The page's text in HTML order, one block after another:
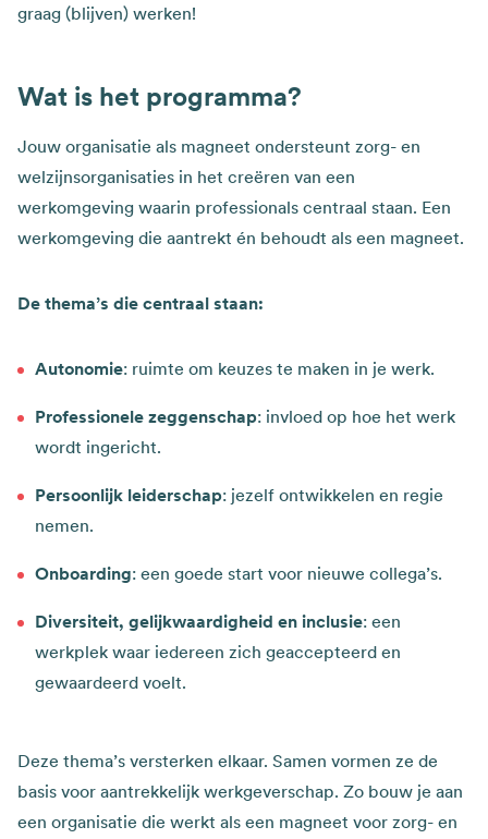
graag (blijven) werken!
Wat is het programma?
Jouw organisatie als magneet ondersteunt zorg- en
welzijnsorganisaties in het creëren van een
werkomgeving waarin professionals centraal staan. ​Een
werkomgeving die aantrekt én behoudt als een magneet.​
De thema’s die centraal staan:
Autonomie: ruimte om keuzes te maken in je werk.​
Professionele zeggenschap: invloed op hoe het werk
wordt ingericht.​
Persoonlijk leiderschap: jezelf ontwikkelen en regie
nemen.​
Onboarding: een goede start voor nieuwe collega’s.​
Diversiteit, gelijkwaardigheid en inclusie: een
werkplek waar iedereen zich geaccepteerd en
gewaardeerd voelt.
Deze thema’s versterken elkaar. Samen vormen ze de
basis voor aantrekkelijk werkgeverschap. Zo bouw je aan
een organisatie die werkt als een magneet voor zorg- en